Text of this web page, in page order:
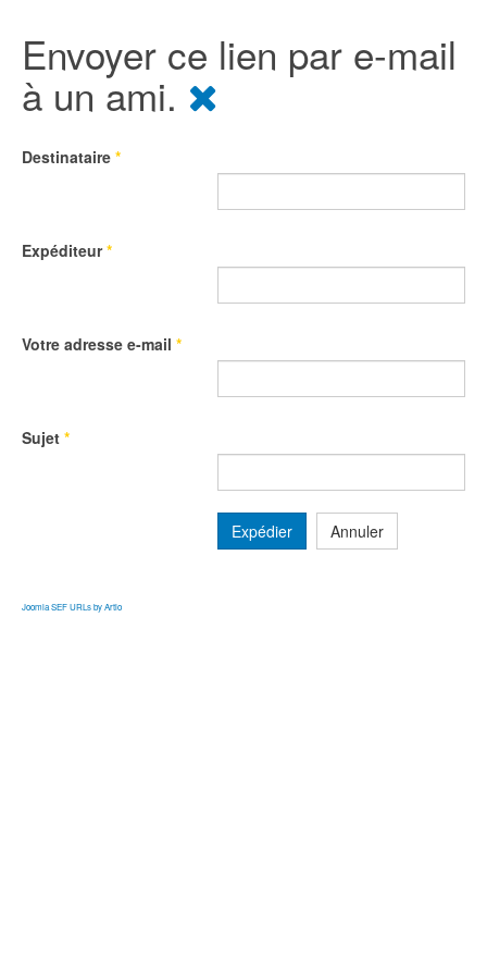
Envoyer ce lien par e-mail
à un ami.
Destinataire *
Expéditeur*
Votre adresse e-mail *
Sujet *
Expédier Annuler
Joomla SEF URLs by Artio